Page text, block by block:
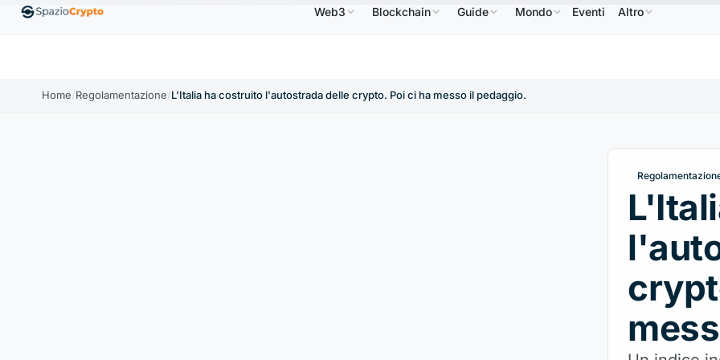
↑1.10% EthereumETH1.880,58 USD ↑0.00% BNB BNB586,64 USD ↑2.10% USDC USDC0,9995 USD↑0.00% XRP
Web3 Blockchain Guide Mondo Eventi Altro
Home/Regolamentazione/L'Italia ha costruito l'autostrada delle crypto. Poi ci ha messo il pedaggio.